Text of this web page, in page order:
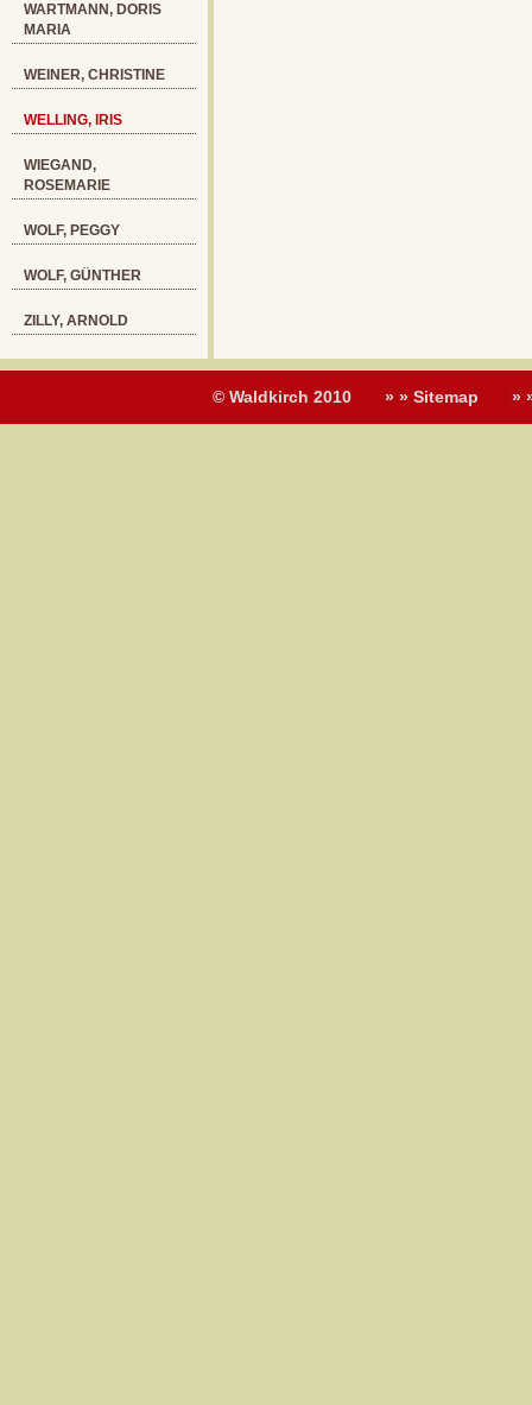
WARTMANN, DORIS
MARIA
WEINER, CHRISTINE
WELLING, IRIS
WIEGAND,
ROSEMARIE
WOLF, PEGGY
WOLF, GÜNTHER
ZILLY, ARNOLD
© Waldkirch 2010 » » Sitemap »